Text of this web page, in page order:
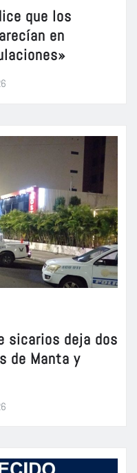
que los
en
sicarios deja dos
de Manta y